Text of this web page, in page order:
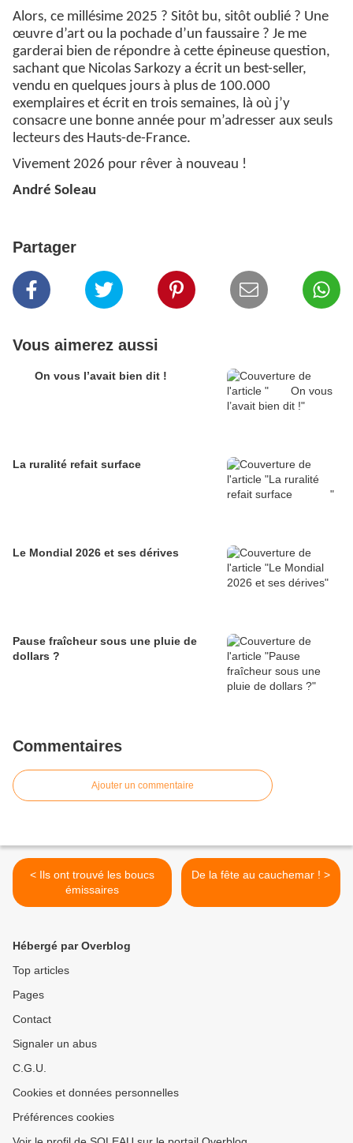
Alors, ce millésime 2025 ? Sitôt bu, sitôt oublié ? Une
œuvre d’art ou la pochade d’un faussaire ? Je me
garderai bien de répondre à cette épineuse question,
sachant que Nicolas Sarkozy a écrit un best-seller,
vendu en quelques jours à plus de 100.000
exemplaires et écrit en trois semaines, là où j’y
consacre une bonne année pour m’adresser aux seuls
lecteurs des Hauts-de-France.
Vivement 2026 pour rêver à nouveau !
André Soleau
Partager
Vous aimerez aussi
On vous l’avait bien dit !
Le Mondial 2026 et ses dérives
Pause fraîcheur sous une pluie de
dollars ?
Commentaires
Ajouter un commentaire
< Ils ont trouvé les boucs
émissaires
De la fête au cauchemar ! >
Hébergé par Overblog
Top articles
Pages
Contact
Signaler un abus
C.G.U.
Cookies et données personnelles
Préférences cookies